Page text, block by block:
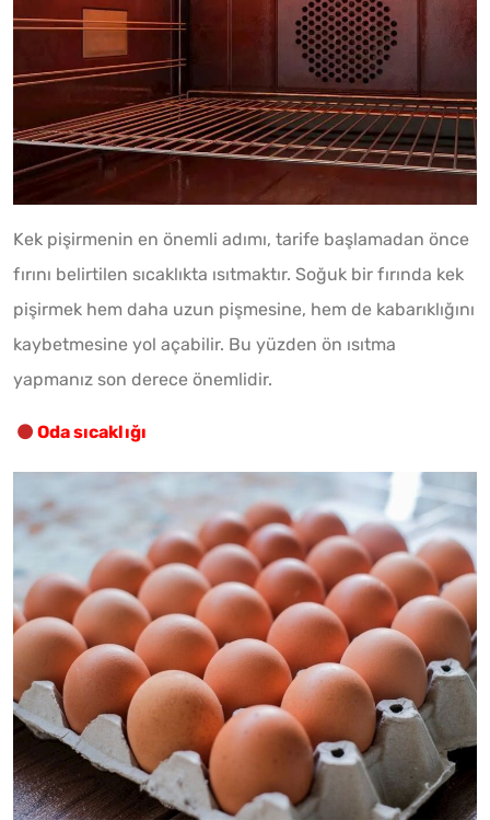
Kek pişirmenin en önemli adımı, tarife başlamadan önce
fırını belirtilen sıcaklıkta ısıtmaktır. Soğuk bir fırında kek
pişirmek hem daha uzun pişmesine, hem de kabarıklığını
kaybetmesine yol açabilir. Bu yüzden ön ısıtma
yapmanız son derece önemlidir.
Oda sıcaklığı